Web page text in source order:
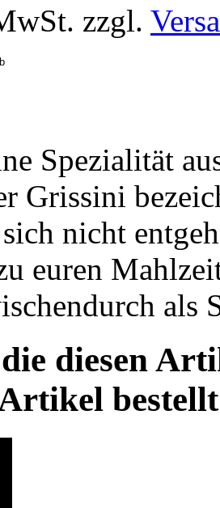
zzgl.
Spezialität
Grissini
nicht
euren
als
diesen